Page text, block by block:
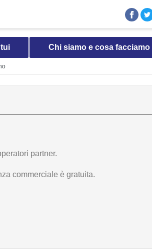
Chi siamo e cosa facciamo
partner.
commerciale è gratuita.